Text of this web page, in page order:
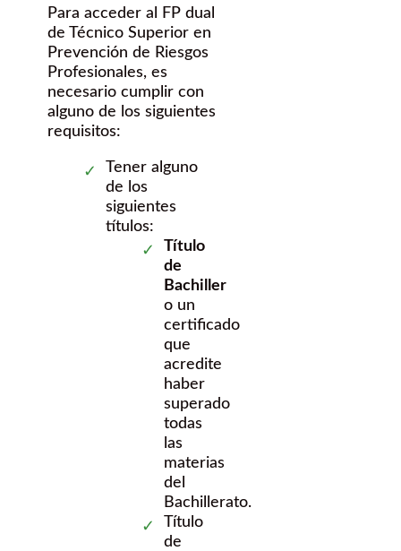
Para acceder al FP dual
de Técnico Superior en
Prevención de Riesgos
Profesionales, es
necesario cumplir con
alguno de los siguientes
requisitos:
Tener alguno
de los
siguientes
títulos:
Título
de
Bachiller
o un
certificado
que
acredite
haber
superado
todas
las
materias
del
Bachillerato.
Título
de